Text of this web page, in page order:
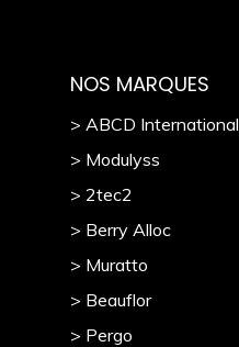
NOS MARQUES
> ABCD International
> Modulyss
> 2tec2
> Berry Alloc
> Muratto
> Beauflor
> Pergo